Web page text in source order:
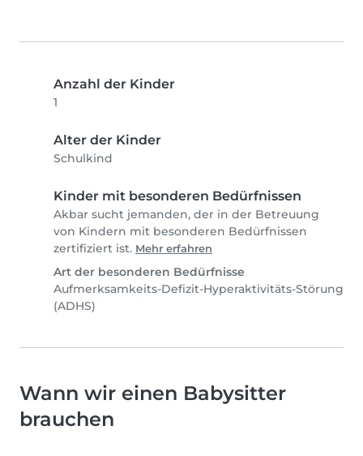
Anzahl der Kinder
1
Alter der Kinder
Schulkind
Kinder mit besonderen Bedürfnissen
Akbar sucht jemanden, der in der Betreuung
von Kindern mit besonderen Bedürfnissen
zertifiziert ist. Mehr erfahren
Art der besonderen Bedürfnisse
Aufmerksamkeits-Defizit-Hyperaktivitäts-Störung
(ADHS)
Wann wir einen Babysitter
brauchen